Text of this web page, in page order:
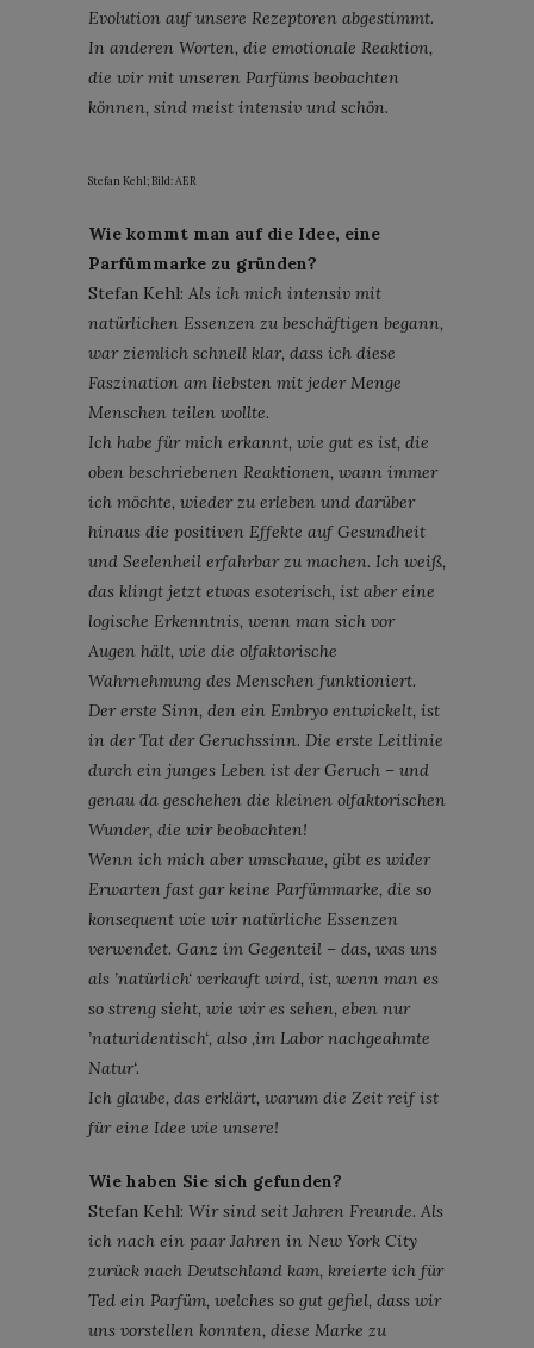
Evolution auf unsere Rezeptoren abgestimmt.
In anderen Worten, die emotionale Reaktion,
die wir mit unseren Parfüms beobachten
können, sind meist intensiv und schön.
Stefan Kehl; Bild: AER
Wie kommt man auf die Idee, eine
Parfümmarke zu gründen?
Stefan Kehl: Als ich mich intensiv mit
natürlichen Essenzen zu beschäftigen begann,
war ziemlich schnell klar, dass ich diese
Faszination am liebsten mit jeder Menge
Menschen teilen wollte.
Ich habe für mich erkannt, wie gut es ist, die
oben beschriebenen Reaktionen, wann immer
ich möchte, wieder zu erleben und darüber
hinaus die positiven Effekte auf Gesundheit
und Seelenheil erfahrbar zu machen. Ich weiß,
das klingt jetzt etwas esoterisch, ist aber eine
logische Erkenntnis, wenn man sich vor
Augen hält, wie die olfaktorische
Wahrnehmung des Menschen funktioniert.
Der erste Sinn, den ein Embryo entwickelt, ist
in der Tat der Geruchssinn. Die erste Leitlinie
durch ein junges Leben ist der Geruch – und
genau da geschehen die kleinen olfaktorischen
Wunder, die wir beobachten!
Wenn ich mich aber umschaue, gibt es wider
Erwarten fast gar keine Parfümmarke, die so
konsequent wie wir natürliche Essenzen
verwendet. Ganz im Gegenteil – das, was uns
als ’natürlich‘ verkauft wird, ist, wenn man es
so streng sieht, wie wir es sehen, eben nur
’naturidentisch‘, also ‚im Labor nachgeahmte
Natur‘.
Ich glaube, das erklärt, warum die Zeit reif ist
für eine Idee wie unsere!
Wie haben Sie sich gefunden?
Stefan Kehl: Wir sind seit Jahren Freunde. Als
ich nach ein paar Jahren in New York City
zurück nach Deutschland kam, kreierte ich für
Ted ein Parfüm, welches so gut gefiel, dass wir
uns vorstellen konnten, diese Marke zu